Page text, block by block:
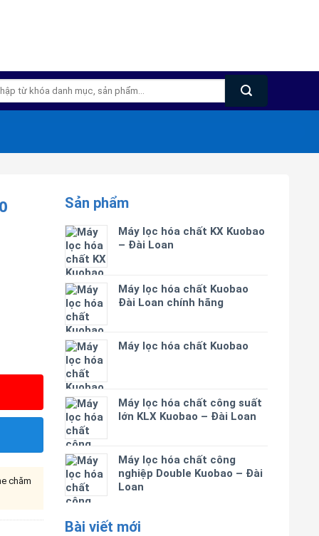
Sản phẩm
Máy lọc hóa chất KX Kuobao
– Đài Loan
Máy lọc hóa chất Kuobao
Đài Loan chính hãng
Máy lọc hóa chất Kuobao
Máy lọc hóa chất công suất
lớn KLX Kuobao – Đài Loan
Máy lọc hóa chất công
nghiệp Double Kuobao – Đài
Loan
Bài viết mới
chăm